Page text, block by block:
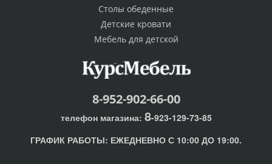
Столы обеденные
Детские кровати
Мебель для детской
8-952-902-66-00
телефон магазина: 8-923-129-73-85
ГРАФИК РАБОТЫ: ЕЖЕДНЕВНО С 10:00 ДО 19:00.